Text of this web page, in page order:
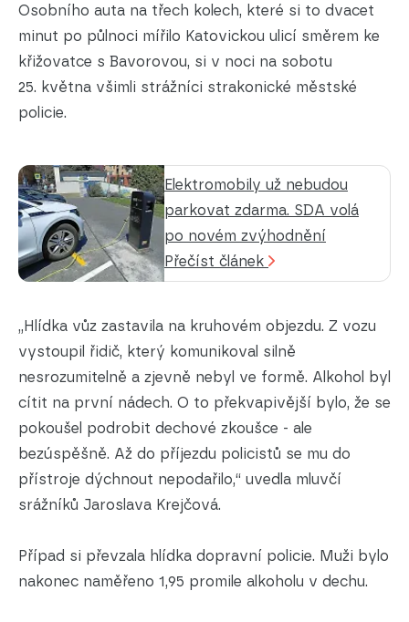
Osobního auta na třech kolech, které si to dvacet
minut po půlnoci mířilo Katovickou ulicí směrem ke
křižovatce s Bavorovou, si v noci na sobotu
25. května všimli strážníci strakonické městské
policie.
Elektromobily už nebudou
parkovat zdarma. SDA volá
po novém zvýhodnění
Přečíst článek
„Hlídka vůz zastavila na kruhovém objezdu. Z vozu
vystoupil řidič, který komunikoval silně
nesrozumitelně a zjevně nebyl ve formě. Alkohol byl
cítit na první nádech. O to překvapivější bylo, že se
pokoušel podrobit dechové zkoušce - ale
bezúspěšně. Až do příjezdu policistů se mu do
přístroje dýchnout nepodařilo,“ uvedla mluvčí
srážníků Jaroslava Krejčová.
Případ si převzala hlídka dopravní policie. Muži bylo
nakonec naměřeno 1,95 promile alkoholu v dechu.